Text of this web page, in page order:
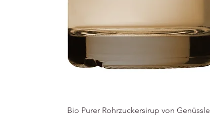
Bio Purer Rohrzuckersirup von Genüssle